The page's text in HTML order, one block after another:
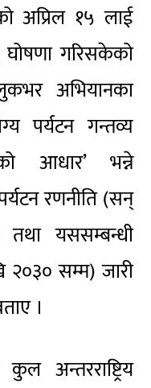
अप्रिल १५ लाई
गरिसकेको
अभियानका
पर्यटन गन्तव्य
आधार’ भन्ने
पर्यटन रणनीति (सन्
यससम्बन्धी
२०३० सम्म) जारी
।
अन्तरराष्ट्रिय